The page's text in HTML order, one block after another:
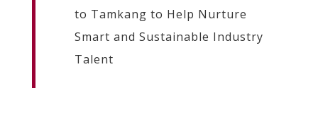
to Tamkang to Help Nurture
Smart and Sustainable Industry
Talent